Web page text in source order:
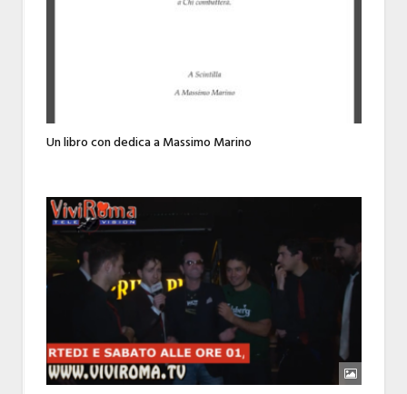
Un libro con dedica a Massimo Marino